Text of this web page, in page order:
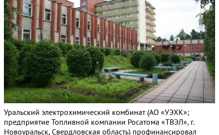
Уральский электрохимический комбинат (АО «УЭХК»;
предприятие Топливной компании Росатома «ТВЭЛ», г.
Новоуральск, Свердловская область) профинансировал